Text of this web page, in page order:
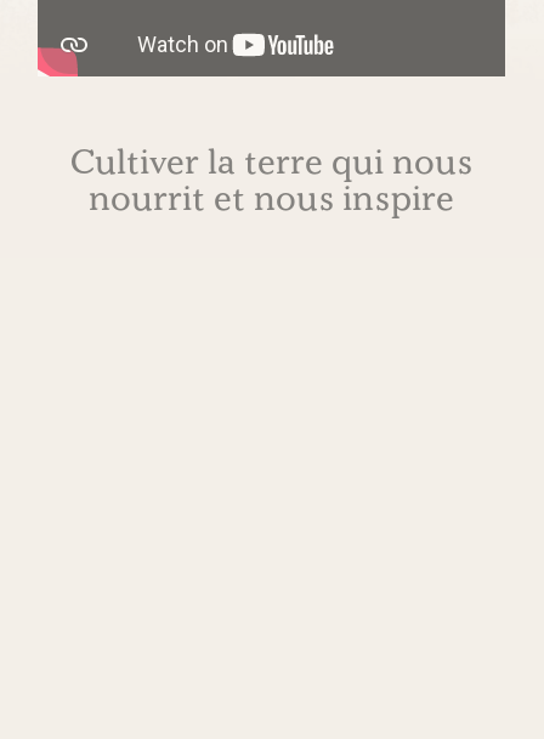
Cultiver la terre qui nous
nourrit et nous inspire